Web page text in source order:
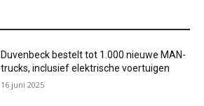
Duvenbeck bestelt tot 1.000 nieuwe MAN-
trucks, inclusief elektrische voertuigen
16 juni 2025